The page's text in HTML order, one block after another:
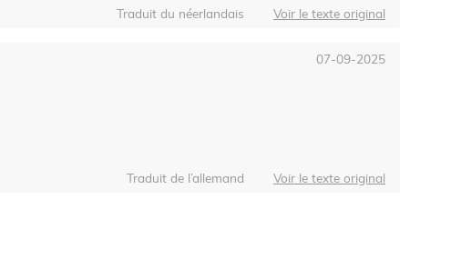
Traduit du néerlandais Voir le texte original
07-09-2025
Traduit de l’allemand Voir le texte original